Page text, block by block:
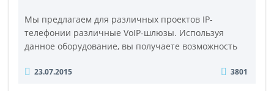
Мы предлагаем для различных проектов IP-
телефонии различные VoIP-шлюзы. Используя
данное оборудование, вы получаете возможность
аппаратов и офисных АТС к IP-сети. Главное
23.07.2015 3801